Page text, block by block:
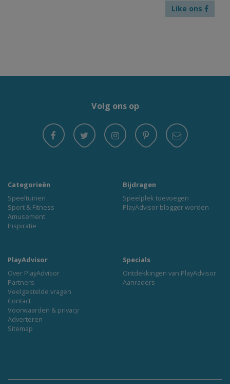
Like ons
Volg ons op
Categorieën
Speeltuinen
Sport & Fitness
Amusement
Inspiratie
Bijdragen
Speelplek toevoegen
PlayAdvisor blogger worden
PlayAdvisor
Over PlayAdvisor
Partners
Veelgestelde vragen
Contact
Voorwaarden & privacy
Adverteren
Sitemap
Specials
Ontdekkingen van PlayAdvisor
Aanraders